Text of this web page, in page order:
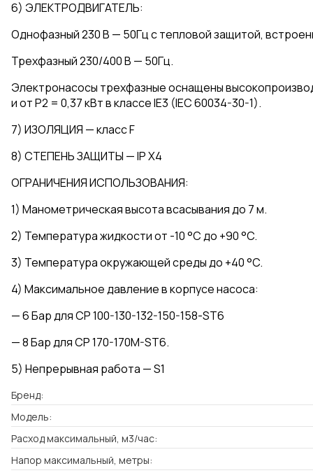
6) ЭЛЕКТРОДВИГАТЕЛЬ:
Однофазный 230 В — 50Гц с тепловой защитой,
Трехфазный 230/400 В — 50Гц.
Электронасосы трехфазные оснащены
и от P2 = 0,37 кВт в классе IE3 (IEC 60034-30-1).
7) ИЗОЛЯЦИЯ — класс F
8) СТЕПЕНЬ ЗАЩИТЫ — IP X4
ОГРАНИЧЕНИЯ ИСПОЛЬЗОВАНИЯ:
1) Манометрическая высота всасывания до 7 м.
2) Температура жидкости от -10 °C до +90 °C.
3) Температура окружающей среды до +40 °C.
4) Максимальное давление в корпусе насоса:
— 6 Бар для CP 100-130-132-150-158-ST6
— 8 Бар для CP 170-170M-ST6.
5) Непрерывная работа — S1
Бренд:
Модель:
Расход максимальный, м3/час:
Напор максимальный, метры: